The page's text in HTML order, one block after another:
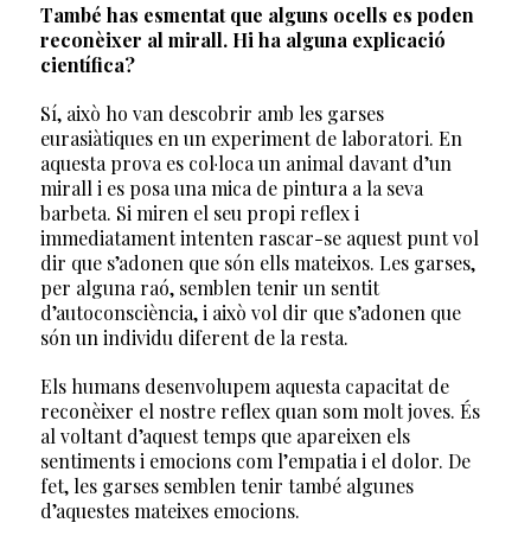
També has esmentat que alguns ocells es poden
reconèixer al mirall. Hi ha alguna explicació
científica?
Sí, això ho van descobrir amb les garses
eurasiàtiques en un experiment de laboratori. En
aquesta prova es col·loca un animal davant d’un
mirall i es posa una mica de pintura a la seva
barbeta. Si miren el seu propi reflex i
immediatament intenten rascar-se aquest punt vol
dir que s’adonen que són ells mateixos. Les garses,
per alguna raó, semblen tenir un sentit
d’autoconsciència, i això vol dir que s’adonen que
són un individu diferent de la resta.
Els humans desenvolupem aquesta capacitat de
reconèixer el nostre reflex quan som molt joves. És
al voltant d’aquest temps que apareixen els
sentiments i emocions com l’empatia i el dolor. De
fet, les garses semblen tenir també algunes
d’aquestes mateixes emocions.